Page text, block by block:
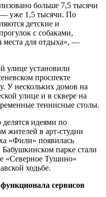
больше 7,5 тысячи
— уже 1,5 тысячи. По
детские и
с собаками,
места для отдыха», —
улице установили
проспекте
У нескольких домов на
улице и в сквере на
теннисные столы.
идеями по
жителей в арт-студии
«Фили» появилась
Бабушкинском парке стали
«Северное Тушино»
ходьбе.
сервисов